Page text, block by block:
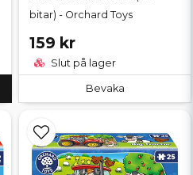
bitar) - Orchard Toys
159 kr
Slut på lager
Bevaka